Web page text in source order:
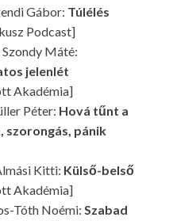
Gábor: Túlélés
Podcast]
Máté:
jelenlét
Akadémia]
Péter: Hová tűnt a
szorongás, pánik
Kitti: Külső-belső
Akadémia]
Tóth Noémi: Szabad